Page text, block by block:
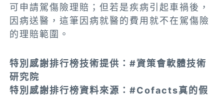
可申請駕傷險理賠；但若是疾病引起車禍後，
因病送醫，這筆因病就醫的費用就不在駕傷險
的理賠範圍。
特別感謝排行榜技術提供：#資策會軟體技術
研究院
特別感謝排行榜資料來源：#Cofacts真的假